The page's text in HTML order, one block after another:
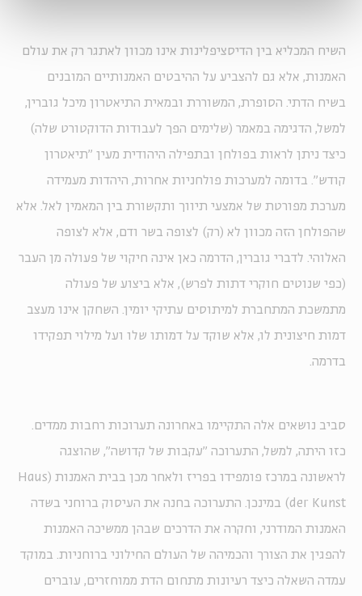
השיח המכליא בין הדיסציפלינות אינו מכוון לאתגר רק את עולם
האמנות, אלא גם להצביע על ההיבטים האמנותיים המובנים
בשיח הדתי. הסופרת, המשוררת ובמאית התיאטרון מיכל גוברין,
למשל, הדגימה במאמר (שלימים הפך לעבודות הדוקטורט שלה)
כיצד ניתן לראות בפולחן ובתפילה היהודית מעין "תיאטרון
קודש". בדומה למערכות פולחניות אחרות, היהדות מעמידה
מערכת מפורטת של אמצעי תיווך ותקשורת בין המאמין לאל. אלא
שהפולחן הזה מכוון לא (רק) לצופה בשר ודם, אלא לצופה
האלוהי. לדברי גוברין, הדרמה כאן אינה חיקוי של פעולה מן העבר
(כפי שנוטים חוקרי דתות לפרש), אלא ביצוע של פעולה
מתמשכת המתחברת למיתוסים עתיקי יומין. השחקן אינו מעצב
דמות חיצונית לו, אלא שוקד על דמותו שלו ועל מילוי תפקידו
בדרמה.
סביב נושאים אלה התקיימו באחרונה תערוכות רחבות ממדים.
כזו היתה, למשל, התערוכה "עקבות של קדושה", שהוצגה
לראשונה במרכז פומפידו בפריז ולאחר מכן בבית האמנות (Haus
der Kunst) במינכן. התערוכה בחנה את העיסוק ברוחני בשדה
האמנות המודרני, וחקרה את הדרכים שבהן ממשיכה האמנות
להפגין את הצורך והכמיהה של העולם החילוני ברוחניות. במוקד
עמדה השאלה כיצד רעיונות מתחום הדת ממוחזרים, עוברים